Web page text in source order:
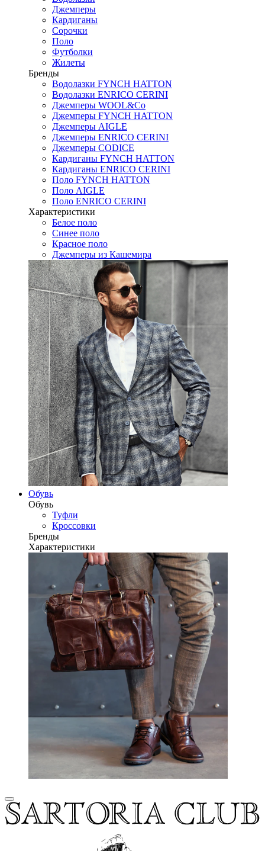
Джемперы
Кардиганы
Сорочки
Поло
Футболки
Жилеты
Бренды
Водолазки FYNCH HATTON
Водолазки ENRICO CERINI
Джемперы WOOL&Co
Джемперы FYNCH HATTON
Джемперы AIGLE
Джемперы ENRICO CERINI
Джемперы CODICE
Кардиганы FYNCH HATTON
Кардиганы ENRICO CERINI
Поло FYNCH HATTON
Поло AIGLE
Поло ENRICO CERINI
Характеристики
Белое поло
Синее поло
Красное поло
Джемперы из Кашемира
Обувь
Обувь
Туфли
Кроссовки
Бренды
Характеристики